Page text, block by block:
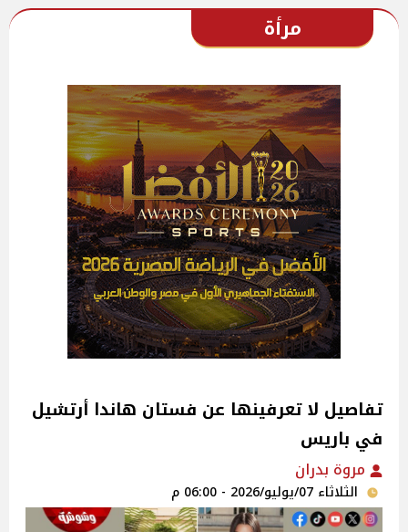
مرأة
تفاصيل لا تعرفينها عن فستان هاندا أرتشيل
في باريس
مروة بدران
الثلاثاء 07/يوليو/2026 - 06:00 م